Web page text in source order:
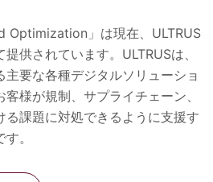
Optimization」は現在、ULTRUS
供されています。ULTRUSは、
要な各種デジタルソリューショ
様が規制、サプライチェーン、
る課題に対処できるように支援す
。